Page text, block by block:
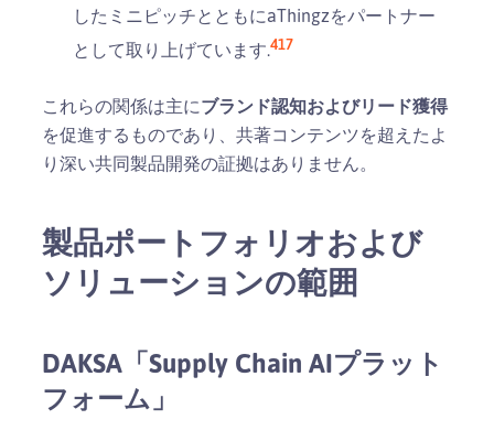
したミニピッチとともにaThingzをパートナー
として取り上げています.417
これらの関係は主にブランド認知およびリード獲得
を促進するものであり、共著コンテンツを超えたよ
り深い共同製品開発の証拠はありません。
製品ポートフォリオおよび
ソリューションの範囲
DAKSA「Supply Chain AIプラット
フォーム」